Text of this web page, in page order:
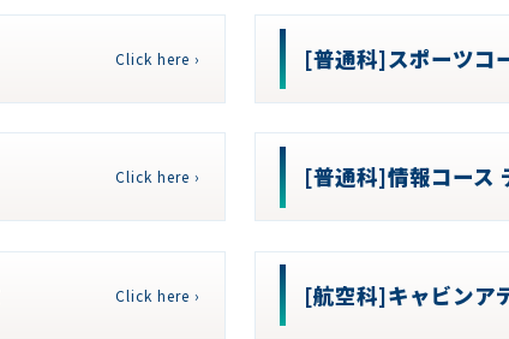
Click here › [普通科]スポーツコ
Click here › [普通科]情報コース
Click here › [航空科]キャビンア